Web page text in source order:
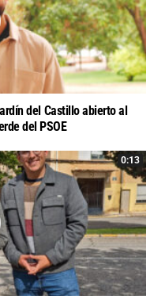
del Castillo abierto al
del PSOE
0:13